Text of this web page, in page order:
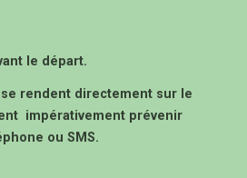
le départ.
rendent directement sur le
impérativement prévenir
ou SMS.